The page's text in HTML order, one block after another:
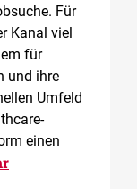
Für
Kanal viel
für
und ihre
Umfeld
einen